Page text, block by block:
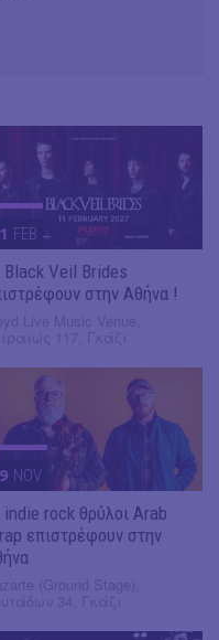
FEB
Black Veil Brides
στην Αθήνα !
NOV
indie rock θρύλοι Arab
επιστρέφουν στην